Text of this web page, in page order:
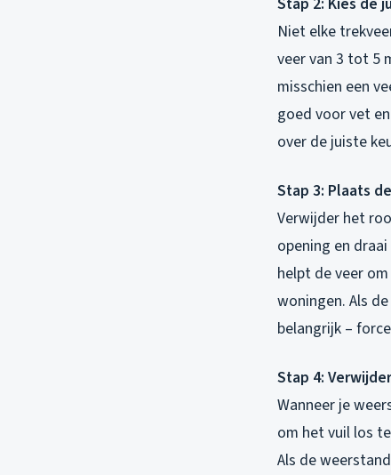
Niet elke
veer van 3 tot 5
misschien een
goed voor vet
over de juiste
Stap 3: Plaats
Verwijder het
opening en
helpt de veer
woningen. Als
belangrijk –
Stap 4:
Wanneer je
om het vuil los
Als de